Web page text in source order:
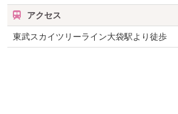
アクセス
東武スカイツリーライン大袋駅より徒歩